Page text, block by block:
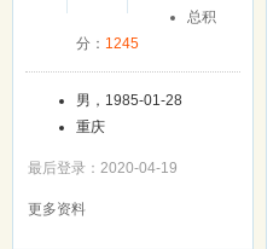
总积
分： 1245
男，1985-01-28
重庆
最后登录：2020-04-19
更多资料